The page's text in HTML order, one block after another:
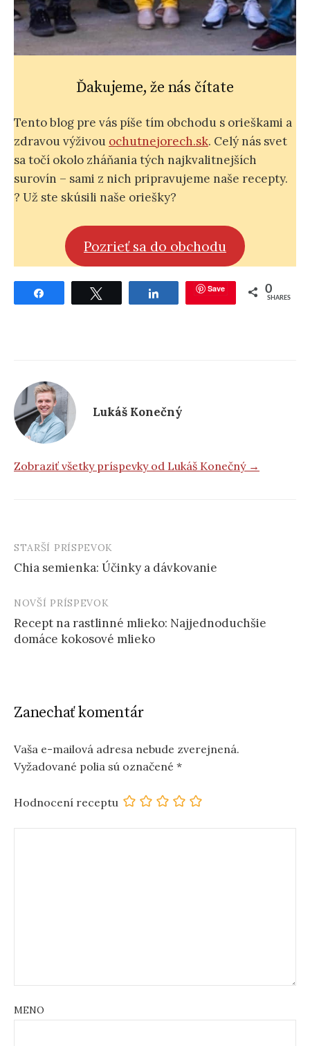
Ďakujeme, že nás čítate
Tento blog pre vás píše tím obchodu s orieškami a
zdravou výživou ochutnejorech.sk. Celý nás svet
sa točí okolo zháňania tých najkvalitnejších
surovín – sami z nich pripravujeme naše recepty.
? Už ste skúsili naše oriešky?
Pozrieť sa do obchodu
Save 0
SHARES
Lukáš Konečný
Zobraziť všetky príspevky od Lukáš Konečný →
Post
navigation
STARŠÍ PRÍSPEVOK
Chia semienka: Účinky a dávkovanie
NOVŠÍ PRÍSPEVOK
Recept na rastlinné mlieko: Najjednoduchšie
domáce kokosové mlieko
Zanechať komentár
Vaša e-mailová adresa nebude zverejnená.
Vyžadované polia sú označené *
Hodnocení receptu
MENO